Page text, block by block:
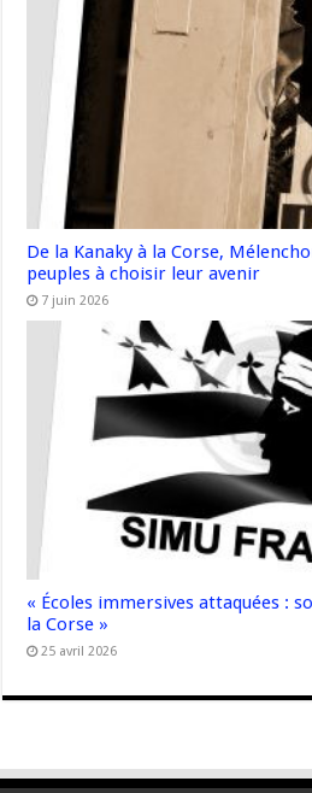
De la Kanaky à la Corse,
peuples à choisir leur avenir
7 juin 2026
« Écoles immersives attaquées :
la Corse »
25 avril 2026